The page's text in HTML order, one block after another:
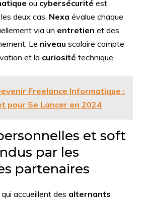
ou cybersécurité est
deux cas, Nexa évalue chaque
via un entretien et des
Le niveau scolaire compte
et la curiosité technique.
Freelance Informatique :
pour Se Lancer en 2024
et soft
par les
partenaires
qui accueillent des alternants